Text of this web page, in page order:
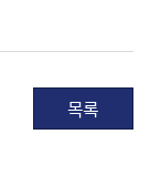
목록